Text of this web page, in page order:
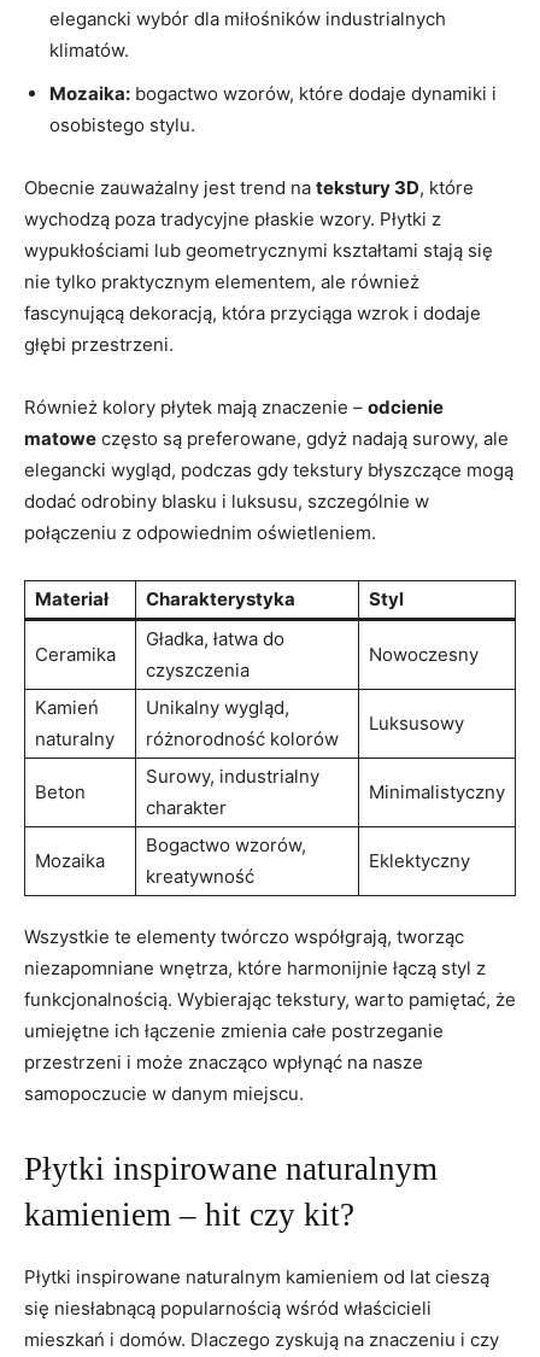
elegancki wybór dla miłośników‍ industrialnych
klimatów.
Mozaika: bogactwo wzorów, które dodaje dynamiki i
osobistego ‍stylu.
Obecnie zauważalny jest trend ⁣na tekstury​ 3D, które
wychodzą ⁣poza tradycyjne płaskie wzory. ​Płytki z
wypukłościami lub geometrycznymi kształtami ⁢stają się
nie tylko ‌praktycznym elementem, ale ‍również
fascynującą dekoracją, która⁤ przyciąga wzrok i dodaje
głębi przestrzeni.
Również kolory płytek mają znaczenie – odcienie
⁣matowe często są preferowane, gdyż nadają surowy, ale
⁢elegancki wygląd, podczas gdy tekstury błyszczące‌ mogą
dodać odrobiny blasku i luksusu, szczególnie w
połączeniu z odpowiednim oświetleniem.
Materiał Charakterystyka Styl
Ceramika
Gładka, łatwa do
czyszczenia
Nowoczesny
Kamień
naturalny
Unikalny ⁢wygląd,
różnorodność kolorów
Luksusowy
Beton
Surowy, industrialny‌
charakter
Minimalistyczny
Mozaika
Bogactwo wzorów,
kreatywność
Eklektyczny
Wszystkie te elementy twórczo współgrają, tworząc
⁢niezapomniane wnętrza, które harmonijnie łączą​ styl z
funkcjonalnością. Wybierając tekstury, warto pamiętać, że
umiejętne ich ⁢łączenie zmienia całe postrzeganie
przestrzeni i może ​znacząco wpłynąć na nasze
samopoczucie w danym miejscu.
Płytki inspirowane naturalnym
kamieniem – hit czy kit?
Płytki inspirowane ‍naturalnym kamieniem od lat cieszą
się niesłabnącą popularnością⁣ wśród właścicieli
mieszkań i domów. Dlaczego zyskują na znaczeniu ⁣i czy